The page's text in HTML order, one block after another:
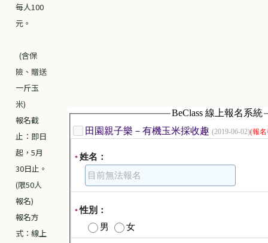
每人100
元。
(含保
險、贈送
一斤玉
米)
報名截
止：即日
起，5月
30日止。
(限50人
報名)
報名方
式：線上